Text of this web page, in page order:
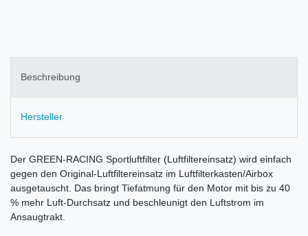
Beschreibung
Hersteller
Der GREEN-RACING Sportluftfilter (Luftfiltereinsatz) wird einfach
gegen den Original-Luftfiltereinsatz im Luftfilterkasten/Airbox
ausgetauscht. Das bringt Tiefatmung für den Motor mit bis zu 40
% mehr Luft-Durchsatz und beschleunigt den Luftstrom im
Ansaugtrakt.